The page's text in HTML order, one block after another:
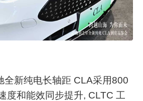
全新纯电长轴距 CLA采用800
度和能效同步提升, CLTC 工